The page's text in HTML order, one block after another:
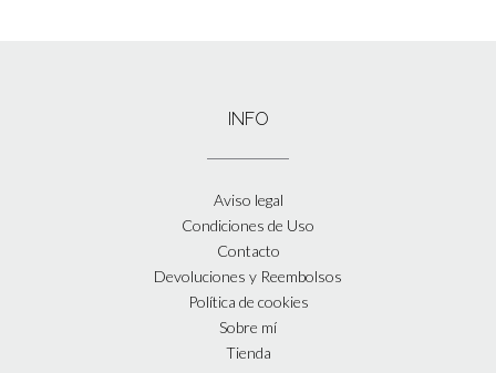
INFO
Aviso legal
Condiciones de Uso
Contacto
Devoluciones y Reembolsos
Política de cookies
Sobre mí
Tienda